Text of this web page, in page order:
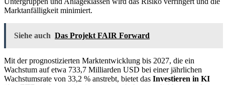
Marktanfälligkeit minimiert.
Siehe auch Das Projekt FAIR Forward
Mit der prognostizierten Marktentwicklung bis 2027, die ein
Wachstum auf etwa 733,7 Milliarden USD bei einer jährlichen
Wachstumsrate von 33,2 % anstrebt, bietet das Investieren in KI